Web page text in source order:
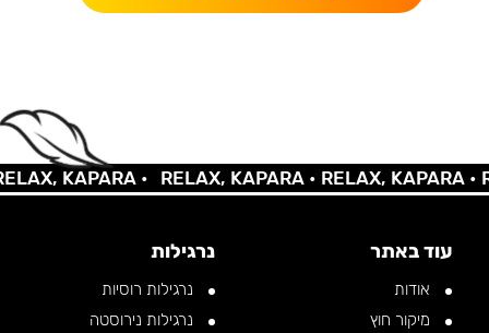
KAPARA • RELAX, KAPARA •RELAX, KAPARA •
עוד באתר
אודות
מיקור חוץ
נרגילות
נרגילות רוסיות
נרגילות נירוסטה